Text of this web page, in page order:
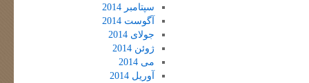
سپتامبر 2014
آگوست 2014
جولای 2014
ژوئن 2014
می 2014
آوریل 2014